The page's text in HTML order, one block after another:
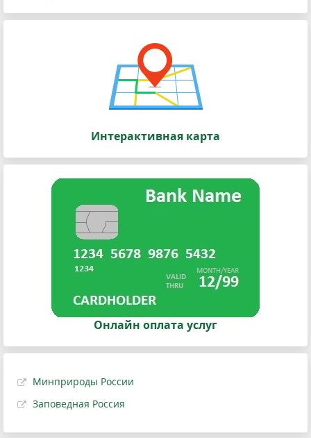
Интерактивная карта
Онлайн оплата услуг
Минприроды России
Заповедная Россия